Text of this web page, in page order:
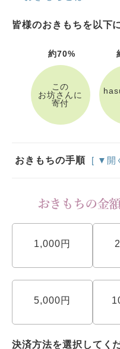
皆様のおきもちを以下
約70%
この
お坊さんに
寄付
おきもちの手順 [ ▼開
1,000円
5,000円
決済方法を選択してく